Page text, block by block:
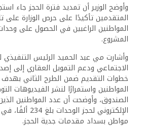
وأوضح الوزير أن تمديد فترة الحجز جاء
المتقدمين تأكيدًا على حرص الوزارة على
المواطنين الراغبين في الحصول على
المشروع.
وأشارت مي عبد الحميد الرئيس
الاجتماعي ودعم التمويل العقاري إلى
خطوات التقديم ضمن الطرح الثاني
المواطنين واستمرارًا لنشر الفيديوهات
الصندوق، وأوضحت أن عدد المواطنين
مواطن بسداد مقدمات جدية الحجز.